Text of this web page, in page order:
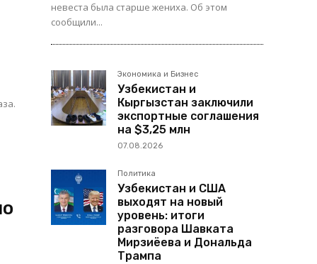
невеста была старше жениха. Об этом
сообщили...
Экономика и Бизнес
Узбекистан и
Кыргызстан заключили
экспортные соглашения
на $3,25 млн
07.08.2026
Политика
Узбекистан и США
выходят на новый
уровень: итоги
разговора Шавката
Мирзиёева и Дональда
Трампа